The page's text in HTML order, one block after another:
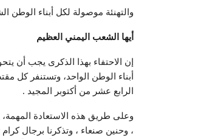
والتهنئة موصولة لكل أبناء الوطن
أيها الشعب اليمني العظيم
إن الاحتفاء بهذا الذكرى يجب أن
أبناء الوطن الواحد، وتستنفر كل
الرابع عشر من أكتوبر المجيد .
وعلى طريق هذه الاستعادة
، وحنين صنعاء ، وتذكرنا برجال